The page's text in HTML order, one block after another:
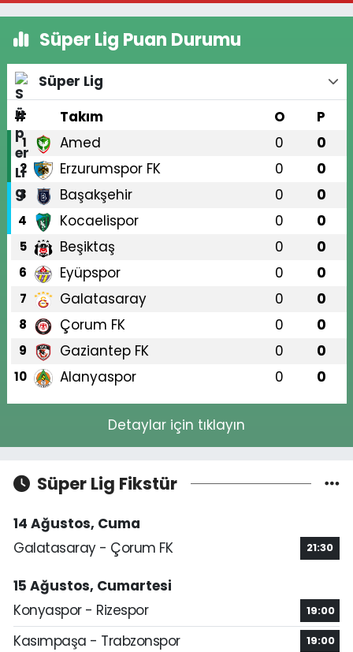
Süper Lig Puan Durumu
Süper Lig
#
Takım O P
1 Amed 0 0
2 Erzurumspor FK 0 0
3 Başakşehir 0 0
4 Kocaelispor 0 0
5 Beşiktaş 0 0
6 Eyüpspor 0 0
7 Galatasaray 0 0
8 Çorum FK 0 0
9 Gaziantep FK 0 0
10 Alanyaspor 0 0
Detaylar için tıklayın
Süper Lig Fikstür
14 Ağustos, Cuma
Galatasaray - Çorum FK
21:30
15 Ağustos, Cumartesi
Konyaspor - Rizespor
19:00
Kasımpaşa - Trabzonspor 19:00